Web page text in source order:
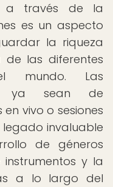
a través de la
es un aspecto
la riqueza
las diferentes
mundo. Las
ya sean de
vivo o sesiones
invaluable
de géneros
y la
a lo largo del